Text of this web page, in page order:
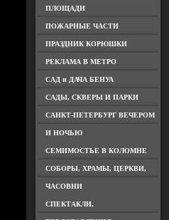
ПЛОЩАДИ
ПОЖАРНЫЕ ЧАСТИ
ПРАЗДНИК КОРЮШКИ
РЕКЛАМА В МЕТРО
САД и ДАЧА БЕНУА
САДЫ, СКВЕРЫ И ПАРКИ
САНКТ-ПЕТЕРБУРГ ВЕЧЕРОМ
И НОЧЬЮ
СЕМИМОСТЬЕ В КОЛОМНЕ
СОБОРЫ, ХРАМЫ, ЦЕРКВИ,
ЧАСОВНИ
СПЕКТАКЛИ,